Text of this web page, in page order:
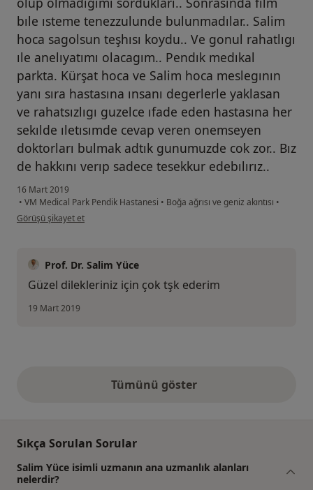
bıle ısteme tenezzulunde bulunmadılar.. Salim
hoca sagolsun teşhısı koydu.. Ve gonul rahatlıgı
ıle anelıyatımı olacagım.. Pendık medıkal
parkta. Kürşat hoca ve Salim hoca meslegının
yanı sıra hastasına ınsanı degerlerle yaklasan
ve rahatsızlıgı guzelce ıfade eden hastasına her
sekılde ıletısımde cevap veren onemseyen
doktorları bulmak adtık gunumuzde cok zor.. Bız
de hakkını verıp sadece tesekkur edebılırız..
16 Mart 2019
• VM Medical Park Pendik Hastanesi • Boğa ağrısı ve geniz akıntısı •
kullanıcının görüşüne göre he...i
Görüşü şikayet et
Prof. Dr. Salim Yüce
Güzel dilekleriniz için çok tşk ederim
19 Mart 2019
Tümünü gösteryukarıdaki görüşler
Sıkça Sorulan Sorular
Salim Yüce isimli uzmanın ana uzmanlık alanları
nelerdir?